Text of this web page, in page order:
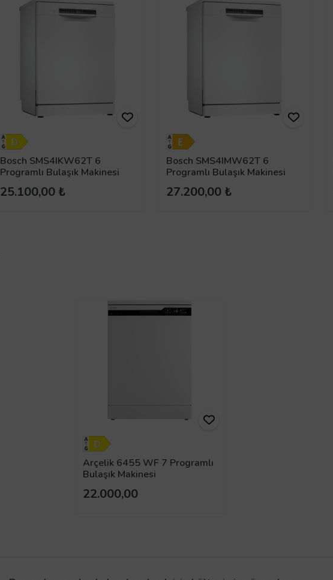
Bosch SMS4IKW62T 6
Programlı Bulaşık Makinesi
25.100,00 ₺
Bosch SMS4IMW62T 6
Programlı Bulaşık Makinesi
27.200,00 ₺
Arçelik 6455 WF 7 Programlı
Bulaşık Makinesi
22.000,00